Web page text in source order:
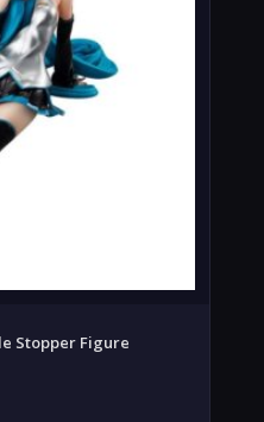
Stopper Figure